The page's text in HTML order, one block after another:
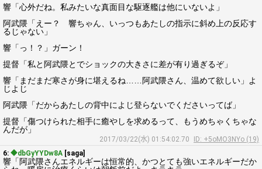
響「心外だね。私みたいな真面目な駆逐艦は他にいないよ」
阿武隈「えー？ 響ちゃん、いっつもあたしの指示に斜め上の反応す
るじゃない」
響「っ！？」ガーン！
提督「私と阿武隈とでショックの大きさに差が有り過ぎるぞ」
響「まだまだ寒さが身に堪えるね……阿武隈さん、温めて欲しい」よ
じよじ
阿武隈「だからあたしの背中によじ登らないでくださいってば」
提督「傷つけられた相手に癒やしを求めるって、もうめちゃくちゃな
んだが」
2017/03/22(水) 01:54:02.70
ID: +5oMO3NYo (19)
6: ◆dbGyYYDw8A [saga]
響「阿武隈さんエネルギーは恒常的、かつとても強いエネルギーだか